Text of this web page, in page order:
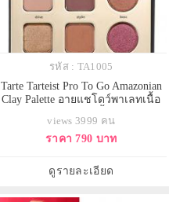
รหัส : TA1005
Tarte Tarteist Pro To Go Amazonian
Clay Palette อายแชโดว์พาเลทเนื้อ
ประกายชิมเมอร์ 3 เฉดสี มาพร้อม
เม็ดสีติดแน่นทนนาน ด้วยเฉดสีที่
ธาตุจากโคลนลุ่มน้ำอเมซอน เพื่อ
บำรุงผิวบริเวณรอบดวงตา ในเ
views 3999 คน
ราคา 790 บาท
ดูรายละเอียด